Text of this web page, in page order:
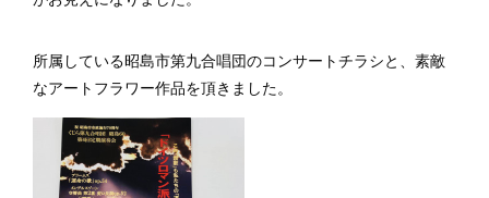
所属している昭島市第九合唱団のコンサートチラシと、素敵
なアートフラワー作品を頂きました。